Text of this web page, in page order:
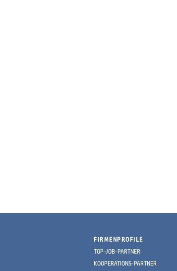
FIRMENPROFILE
TOP-JOB-PARTNER
KOOPERATIONS-PARTNER